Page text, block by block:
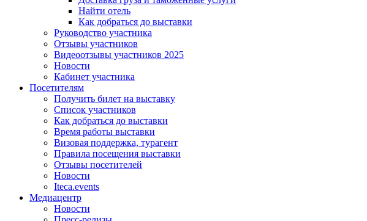
Найти отель
Как добраться до выставки
Руководство участника
Отзывы участников
Видеоотзывы участников 2025
Новости
Кабинет участника
Посетителям
Получить билет на выставку
Список участников
Как добраться до выставки
Время работы выставки
Визовая поддержка, турагент
Правила посещения выставки
Отзывы посетителей
Новости
Iteca.events
Медиацентр
Новости